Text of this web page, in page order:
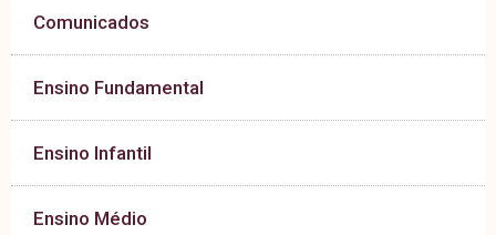
Comunicados
Ensino Fundamental
Ensino Infantil
Ensino Médio